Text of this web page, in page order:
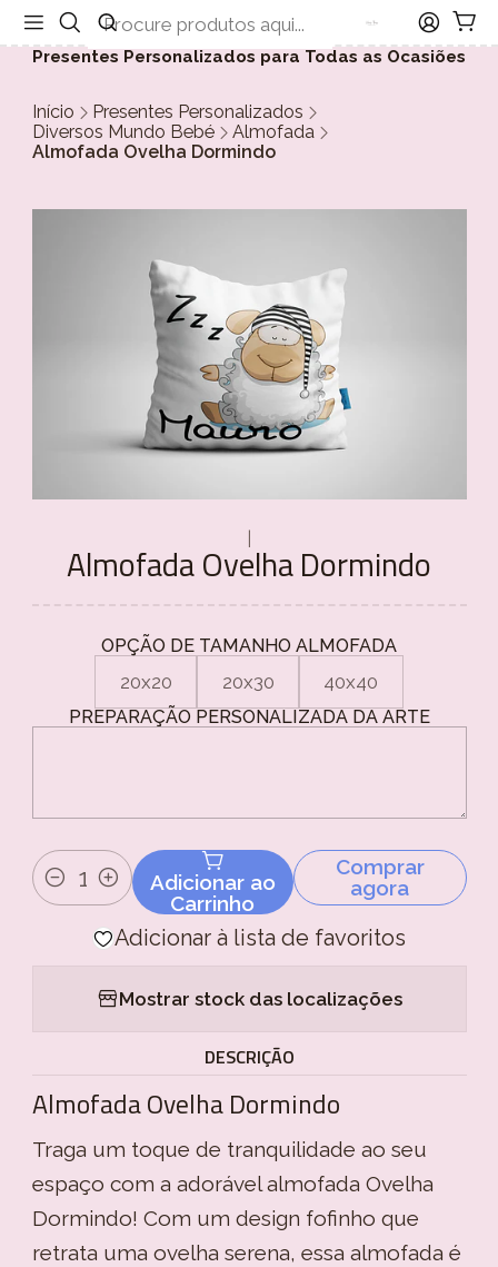
Presentes Personalizados para Todas as Ocasiões
Início
Presentes Personalizados
Diversos Mundo Bebé
Almofada
Almofada Ovelha Dormindo
Almofada Ovelha Dormindo
OPÇÃO DE TAMANHO ALMOFADA
20x20 20x30 40x40
PREPARAÇÃO PERSONALIZADA DA ARTE
Quantidade
Adicionar ao
Carrinho
Comprar
agora
Adicionar à lista de favoritos
Mostrar stock das localizações
DESCRIÇÃO
Almofada Ovelha Dormindo
Traga um toque de tranquilidade ao seu
espaço com a adorável almofada Ovelha
Dormindo! Com um design fofinho que
retrata uma ovelha serena, essa almofada é